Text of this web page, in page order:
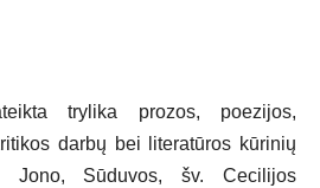
trylika prozos, poezijos,
darbų bei literatūros kūrinių
Jono, Sūduvos, šv. Cecilijos